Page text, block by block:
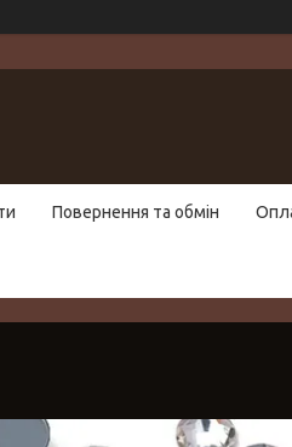
Повернення та обмін